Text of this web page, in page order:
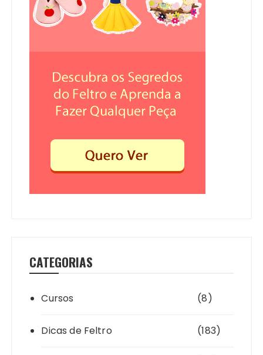
CATEGORIAS
Cursos (8)
Dicas de Feltro (183)